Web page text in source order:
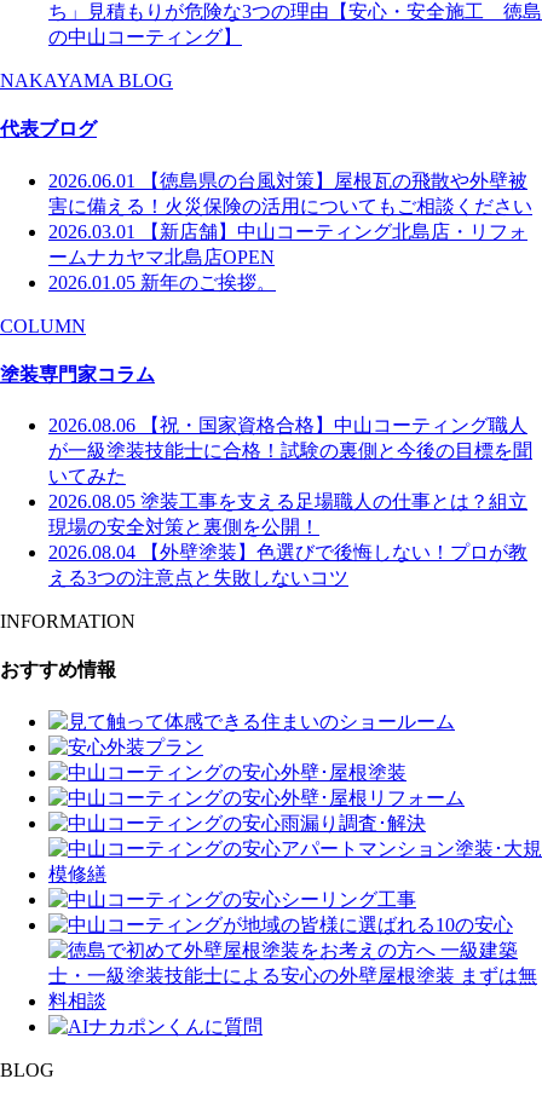
ち」見積もりが危険な3つの理由【安心・安全施工 徳島
の中山コーティング】
NAKAYAMA BLOG
代表ブログ
2026.06.01
【徳島県の台風対策】屋根瓦の飛散や外壁被
害に備える！火災保険の活用についてもご相談ください
2026.03.01
【新店舗】中山コーティング北島店・リフォ
ームナカヤマ北島店OPEN
2026.01.05 新年のご挨拶。
COLUMN
塗装専門家コラム
2026.08.06
【祝・国家資格合格】中山コーティング職人
が一級塗装技能士に合格！試験の裏側と今後の目標を聞
いてみた
2026.08.05 塗装工事を支える足場職人の仕事とは？組立
現場の安全対策と裏側を公開！
2026.08.04
【外壁塗装】色選びで後悔しない！プロが教
える3つの注意点と失敗しないコツ
INFORMATION
おすすめ情報
BLOG